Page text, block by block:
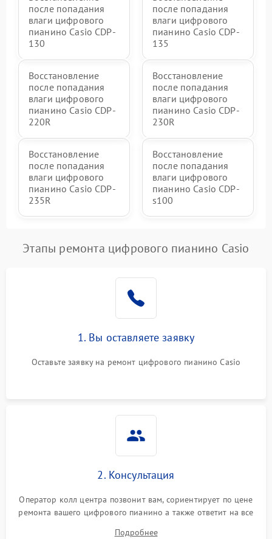
после попадания
влаги цифрового
пианино Casio CDP-
130
после попадания
влаги цифрового
пианино Casio CDP-
135
Восстановление
после попадания
влаги цифрового
пианино Casio CDP-
220R
Восстановление
после попадания
влаги цифрового
пианино Casio CDP-
230R
Восстановление
после попадания
влаги цифрового
пианино Casio CDP-
235R
Восстановление
после попадания
влаги цифрового
пианино Casio CDP-
s100
Этапы ремонта цифрового пианино Casio
1. Вы оставляете заявку
Оставьте заявку на ремонт цифрового пианино Casio
2. Консультация
Оператор колл центра позвонит вам, сориентирует по цене
ремонта вашего цифрового пианино а также ответит на все
Подробнее